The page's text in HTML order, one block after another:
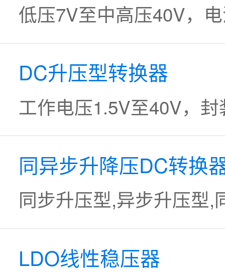
低压7V至中高压40V，
DC升压型转换器
工作电压1.5V至40V，
同异步升降压DC转换
同步升压型,异步升压型
LDO线性稳压器